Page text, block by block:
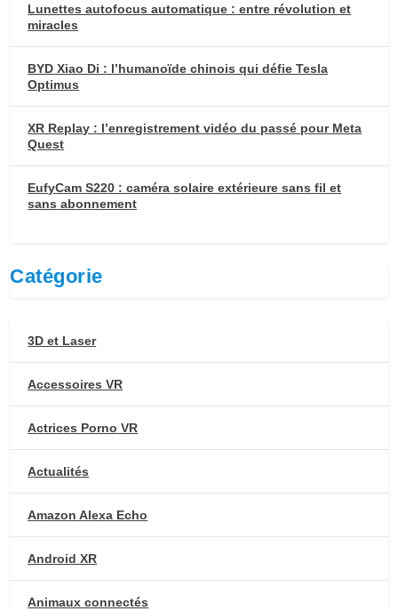
Lunettes autofocus automatique : entre révolution et
miracles
BYD Xiao Di : l’humanoïde chinois qui défie Tesla
Optimus
XR Replay : l’enregistrement vidéo du passé pour Meta
Quest
EufyCam S220 : caméra solaire extérieure sans fil et
sans abonnement
Catégorie
3D et Laser
Accessoires VR
Actrices Porno VR
Actualités
Amazon Alexa Echo
Android XR
Animaux connectés